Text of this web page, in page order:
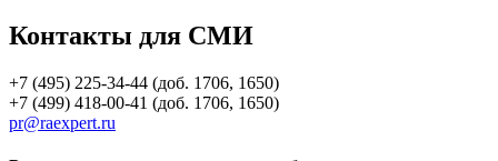
Контакты для СМИ
+7 (495) 225-34-44 (доб. 1706, 1650)
+7 (499) 418-00-41 (доб. 1706, 1650)
pr@raexpert.ru